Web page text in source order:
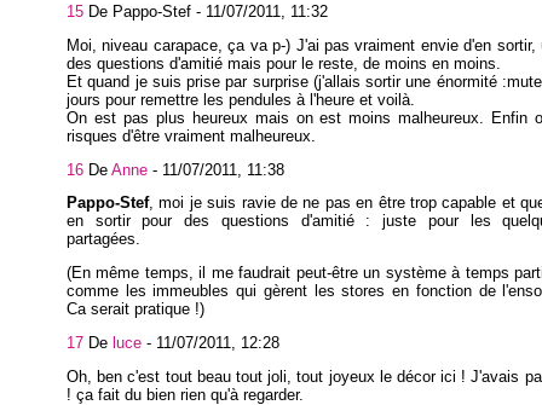
15 De Pappo-Stef - 11/07/2011, 11:32
Moi, niveau carapace, ça va p-) J'ai pas vraiment envie d'en sortir,
des questions d'amitié mais pour le reste, de moins en moins.
Et quand je suis prise par surprise (j'allais sortir une énormité
jours pour remettre les pendules à l'heure et voilà.
On est pas plus heureux mais on est moins malheureux. Enfin
risques d'être vraiment malheureux.
16 De Anne - 11/07/2011, 11:38
Pappo-Stef, moi je suis ravie de ne pas en être trop capable et
en sortir pour des questions d'amitié : juste pour les
partagées.
(En même temps, il me faudrait peut-être un système à temps
comme les immeubles qui gèrent les stores en fonction de
Ca serait pratique !)
17 De luce - 11/07/2011, 12:28
Oh, ben c'est tout beau tout joli, tout joyeux le décor ici ! J'avais
! ça fait du bien rien qu'à regarder.